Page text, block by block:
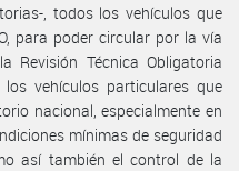
, todos los vehículos que
para poder circular por la vía
Revisión Técnica Obligatoria
vehículos particulares que
nacional, especialmente en
mínimas de seguridad
así también el control de la